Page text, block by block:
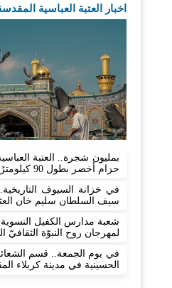
اخبار العتبة العباسية
بمليون شجرة.. العتبة
حزام أخضر بطول 90 كيلومترًا
في خزانة السيوف
سيف السلطان سليم خان
شعبة مدارس الكفيل النسوية
لمهرجان روح النبوّة الثقافيّ
في يوم الجمعة.. قسم
الحسينية في مدينة كربلاء